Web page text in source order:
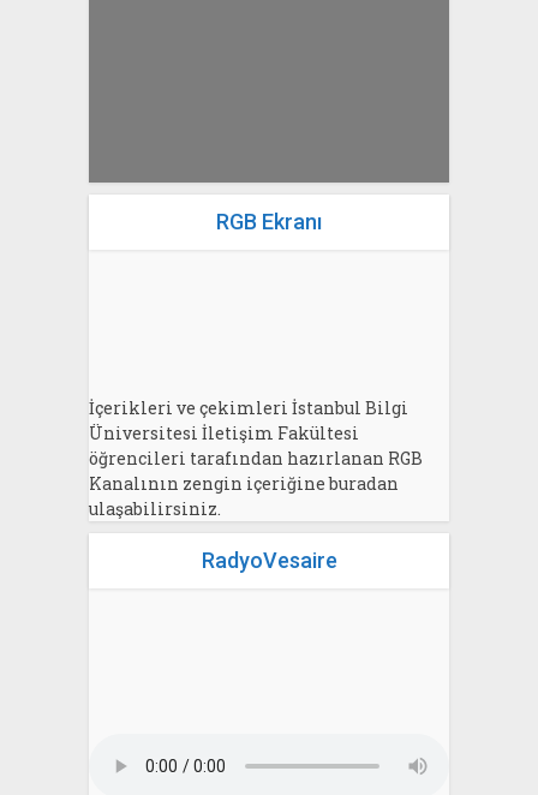
RGB Ekranı
İçerikleri ve çekimleri İstanbul Bilgi
Üniversitesi İletişim Fakültesi
öğrencileri tarafından hazırlanan RGB
Kanalının zengin içeriğine buradan
ulaşabilirsiniz.
RadyoVesaire